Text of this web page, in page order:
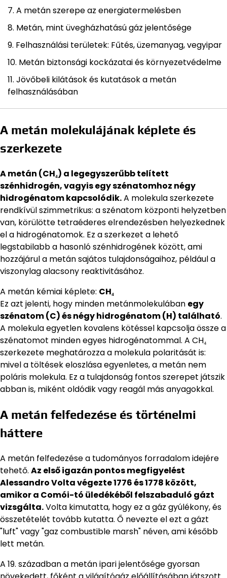
A metán szerepe az energiatermelésben
Metán, mint üvegházhatású gáz jelentősége
Felhasználási területek: Fűtés, üzemanyag, vegyipar
Metán biztonsági kockázatai és környezetvédelme
Jövőbeli kilátások és kutatások a metán
felhasználásában
A metán molekulájának képlete és
szerkezete
A metán (CH₄) a legegyszerűbb telített
szénhidrogén, vagyis egy szénatomhoz négy
hidrogénatom kapcsolódik.A molekula szerkezete
rendkívül szimmetrikus: a szénatom központi helyzetben
van, körülötte tetraéderes elrendezésben helyezkednek
el a hidrogénatomok. Ez a szerkezet a lehető
legstabilabb a hasonló szénhidrogének között, ami
hozzájárul a metán sajátos tulajdonságaihoz, például a
viszonylag alacsony reaktivitásához.
A metán kémiai képlete: CH₄
Ez azt jelenti, hogy minden metánmolekulában egy
szénatom (C) és négy hidrogénatom (H) található.
A molekula egyetlen kovalens kötéssel kapcsolja össze a
szénatomot minden egyes hidrogénatommal. A CH₄
szerkezete meghatározza a molekula polaritását is:
mivel a töltések eloszlása egyenletes, a metán nem
poláris molekula. Ez a tulajdonság fontos szerepet játszik
abban is, miként oldódik vagy reagál más anyagokkal.
A metán felfedezése és történelmi
háttere
A metán felfedezése a tudományos forradalom idejére
tehető. Az első igazán pontos megfigyelést
Alessandro Volta végezte 1776 és 1778 között,
amikor a Comói-tó üledékéből felszabaduló gázt
vizsgálta.Volta kimutatta, hogy ez a gáz gyúlékony, és
összetételét tovább kutatta. Ő nevezte el ezt a gázt
"luft" vagy "gaz combustible marsh" néven, ami később
lett metán.
A 19. században a metán ipari jelentősége gyorsan